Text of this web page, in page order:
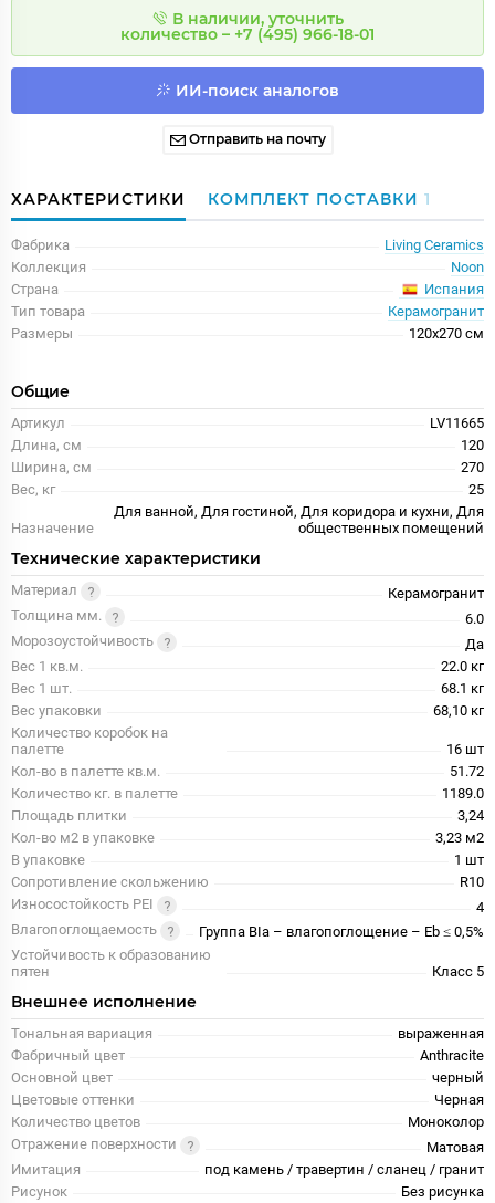
В наличии, уточнить
количество – +7 (495) 966-18-01
ИИ-поиск аналогов
Отправить на почту
ХАРАКТЕРИСТИКИ КОМПЛЕКТ ПОСТАВКИ 1
Фабрика
Living Ceramics
Коллекция
Noon
Страна
Испания
Тип товара
Керамогранит
Размеры
120x270 см
Общие
Артикул
LV11665
Длина, см
120
Ширина, см
270
Вес, кг
25
Назначение
Для ванной, Для гостиной, Для коридора и кухни, Для
общественных помещений
Технические характеристики
Материал
Керамогранит
Толщина мм.
6.0
Морозоустойчивость
Да
Вес 1 кв.м.
22.0 кг
Вес 1 шт.
68.1 кг
Вес упаковки
68,10 кг
Количество коробок на
палетте
16 шт
Кол-во в палетте кв.м.
51.72
Количество кг. в палетте
1189.0
Площадь плитки
3,24
Кол-во м2 в упаковке
3,23 м2
В упаковке
1 шт
Сопротивление скольжению
R10
Износостойкость PEI
4
Влагопоглощаемость
Группа BIa – влагопоглощение – Eb ≤ 0,5%
Устойчивость к образованию
пятен
Класс 5
Внешнее исполнение
Тональная вариация
выраженная
Фабричный цвет
Anthracite
Основной цвет
черный
Цветовые оттенки
Черная
Количество цветов
Моноколор
Отражение поверхности
Матовая
Имитация
под камень / травертин / сланец / гранит
Рисунок
Без рисунка